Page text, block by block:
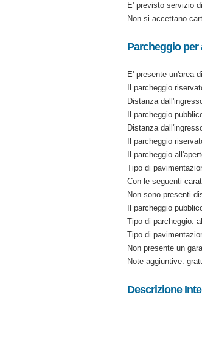
E' previsto servizio
Non si accettano
Parcheggio per
E' presente un'area
Il parcheggio
Distanza
Il parcheggio
Distanza
Il parcheggio
Il parcheggio
Tipo di
Con le seguenti
Non sono presenti
Il parcheggio
Tipo di parcheggio:
Tipo di
Non presente un
Note aggiuntive:
Descrizione